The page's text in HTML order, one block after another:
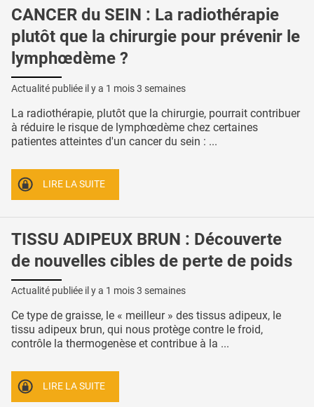
CANCER du SEIN : La radiothérapie
plutôt que la chirurgie pour prévenir le
lymphœdème ?
Actualité publiée il y a 1 mois 3 semaines
La radiothérapie, plutôt que la chirurgie, pourrait contribuer
à réduire le risque de lymphœdème chez certaines
patientes atteintes d'un cancer du sein : ...
LIRE LA SUITE
TISSU ADIPEUX BRUN : Découverte
de nouvelles cibles de perte de poids
Actualité publiée il y a 1 mois 3 semaines
Ce type de graisse, le « meilleur » des tissus adipeux, le
tissu adipeux brun, qui nous protège contre le froid,
contrôle la thermogenèse et contribue à la ...
LIRE LA SUITE